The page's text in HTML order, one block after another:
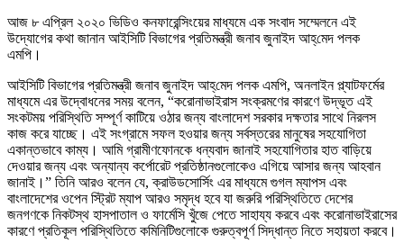
আজ ৮ এপ্রিল ২০২০ ভিডিও কনফারেন্সিংয়ের মাধ্যমে এক সংবাদ সম্মেলনে এই
উদ্যোগের কথা জানান আইসিটি বিভাগের প্রতিমন্ত্রী জনাব জুনাইদ আহ্‌মেদ পলক
এমপি।
আইসিটি বিভাগের প্রতিমন্ত্রী জনাব জুনাইদ আহ্‌মেদ পলক এমপি, অনলাইন প্ল্যাটফর্মের
মাধ্যমে এর উদ্বোধনের সময় বলেন, “করোনাভাইরাস সংক্রমণের কারণে উদ্ভূত এই
সংকটময় পরিস্থিতি সম্পূর্ণ কাটিয়ে ওঠার জন্য বাংলাদেশ সরকার দক্ষতার সাথে নিরলস
কাজ করে যাচ্ছে। এই সংগ্রামে সফল হওয়ার জন্য সর্বস্তরের মানুষের সহযোগিতা
একান্তভাবে কাম্য। আমি গ্রামীণফোনকে ধন্যবাদ জানাই সহযোগিতার হাত বাড়িয়ে
দেওয়ার জন্য এবং অন্যান্য কর্পোরেট প্রতিষ্ঠানগুলোকেও এগিয়ে আসার জন্য আহবান
জানাই।” তিনি আরও বলেন যে, ক্রাউডসোর্সিং এর মাধ্যমে গুগল ম্যাপস এবং
বাংলাদেশের ওপেন স্ট্রিট ম্যাপ আরও সমৃদ্ধ হবে যা জরুরি পরিস্থিতিতে দেশের
জনগণকে নিকটস্থ হাসপাতাল ও ফার্মেসি খুঁজে পেতে সাহায্য করবে এবং করোনাভাইরাসের
কারণে প্রতিকূল পরিস্থিতিতে কমিনিটিগুলোকে গুরুত্বপূর্ণ সিদ্ধান্ত নিতে সহায়তা করবে।